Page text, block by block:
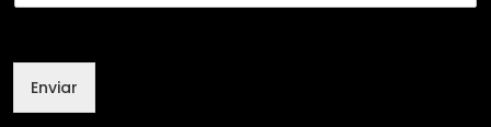
m
i
Enviar